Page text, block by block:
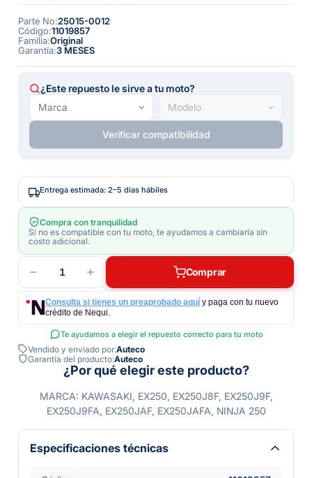
Parte No:25015-0012
Código:11019857
Familia:Original
Garantía:3 MESES
¿Este repuesto le sirve a tu moto?
Verificar compatibilidad
Entrega estimada: 2–5 días hábiles
Compra con tranquilidad
Si no es compatible con tu moto, te ayudamos a cambiarla sin
costo adicional.
1 Comprar
Consulta si tienes un preaprobado aquí y paga con tu nuevo
crédito de Nequi.
Te ayudamos a elegir el repuesto correcto para tu moto
Vendido y enviado por:Auteco
Garantía del producto:Auteco
¿Por qué elegir este producto?
MARCA: KAWASAKI, EX250, EX250J8F, EX250J9F,
EX250J9FA, EX250JAF, EX250JAFA, NINJA 250
Especificaciones técnicas